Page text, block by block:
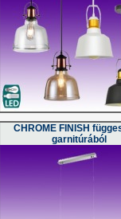
CHROME FINISH
garnitúrából